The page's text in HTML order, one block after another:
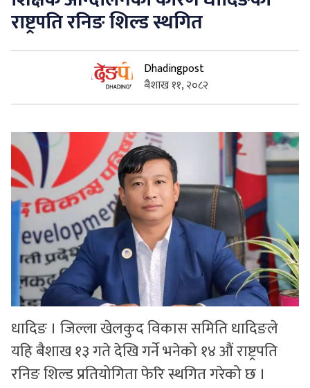
कृषि/सहकारी
साहित्य / संस्कृति
सुचनाहरु
स्वास्थ्य
भिडियो
राष्ट्रपति रनिङ शिल्ड स्थगित
Dhadingpost
बैशाख ११, २०८२
धादिङ । जिल्ला खेलकुद विकास समिति धादिङले
यहि बैशाख १३ गते देखि गर्ने भनेको १४ औं राष्ट्रपति
रनिङ शिल्ड प्रतियोगिता फेरि स्थगित गरेको छ ।